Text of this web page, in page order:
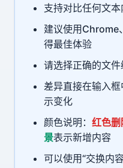
支持对比任何文
建议使用Chrome
得最佳体验
请选择正确的文
差异直接在输入
示变化
颜色说明： 红色删
景表示新增内容
可以使用“交换内